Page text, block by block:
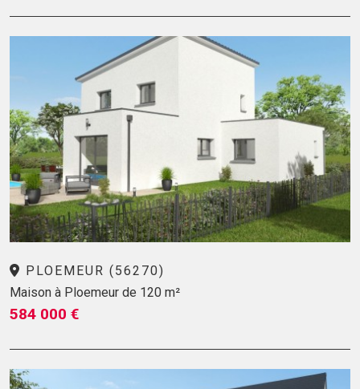
PLOEMEUR (56270)
Maison à Ploemeur de 120 m²
584 000 €